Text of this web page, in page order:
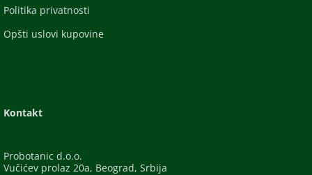
Politika privatnosti
Opšti uslovi kupovine
Kontakt
Probotanic d.o.o.
Vučićev prolaz 20a, Beograd, Srbija